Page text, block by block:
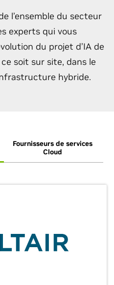
l’ensemble du secteur
experts qui vous
du projet d’IA de
soit sur site, dans le
hybride.
Fournisseurs de services
Cloud